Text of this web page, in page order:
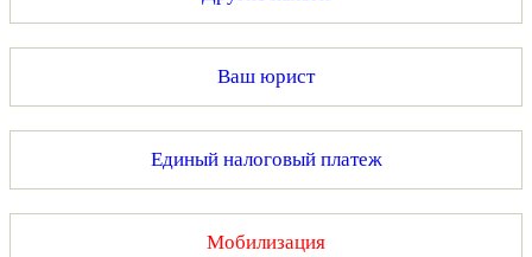
Ваш юрист
Единый налоговый платеж
Мобилизация